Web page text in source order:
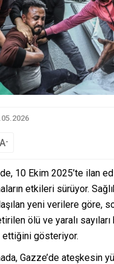
A-
10 Ekim 2025’te ilan
etkileri sürüyor.
yeni verilere göre,
ölü ve yaralı
gösteriyor.
Gazze’de ateşkesin